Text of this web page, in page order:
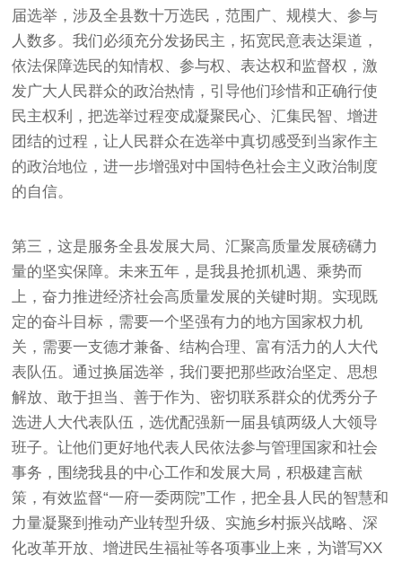
届选举，涉及全县数十万选民，范围广、规模大、参与
人数多。我们必须充分发扬民主，拓宽民意表达渠道，
依法保障选民的知情权、参与权、表达权和监督权，激
发广大人民群众的政治热情，引导他们珍惜和正确行使
民主权利，把选举过程变成凝聚民心、汇集民智、增进
团结的过程，让人民群众在选举中真切感受到当家作主
的政治地位，进一步增强对中国特色社会主义政治制度
的自信。
第三，这是服务全县发展大局、汇聚高质量发展磅礴力
量的坚实保障。未来五年，是我县抢抓机遇、乘势而
上，奋力推进经济社会高质量发展的关键时期。实现既
定的奋斗目标，需要一个坚强有力的地方国家权力机
关，需要一支德才兼备、结构合理、富有活力的人大代
表队伍。通过换届选举，我们要把那些政治坚定、思想
解放、敢于担当、善于作为、密切联系群众的优秀分子
选进人大代表队伍，选优配强新一届县镇两级人大领导
班子。让他们更好地代表人民依法参与管理国家和社会
事务，围绕我县的中心工作和发展大局，积极建言献
策，有效监督“一府一委两院”工作，把全县人民的智慧和
力量凝聚到推动产业转型升级、实施乡村振兴战略、深
化改革开放、增进民生福祉等各项事业上来，为谱写XX